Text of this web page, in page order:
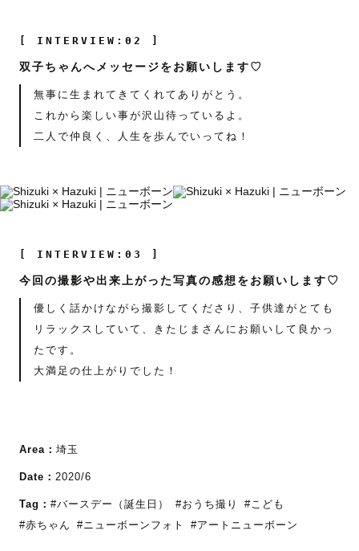
[ INTERVIEW:02 ]
双子ちゃんへメッセージをお願いします♡
無事に生まれてきてくれてありがとう。
これから楽しい事が沢山待っているよ。
二人で仲良く、人生を歩んでいってね！
[ INTERVIEW:03 ]
今回の撮影や出来上がった写真の感想をお願いします♡
優しく話かけながら撮影してくださり、子供達がとても
リラックスしていて、きたじまさんにお願いして良かっ
たです。
大満足の仕上がりでした！
Area： 埼玉
Date： 2020/6
Tag： #バースデー（誕生日） #おうち撮り
#こども
#赤ちゃん
#ニューボーンフォト #アートニューボーン